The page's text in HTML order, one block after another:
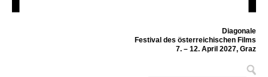
Diagonale
Festival des österreichischen Films
7. – 12. April 2027, Graz